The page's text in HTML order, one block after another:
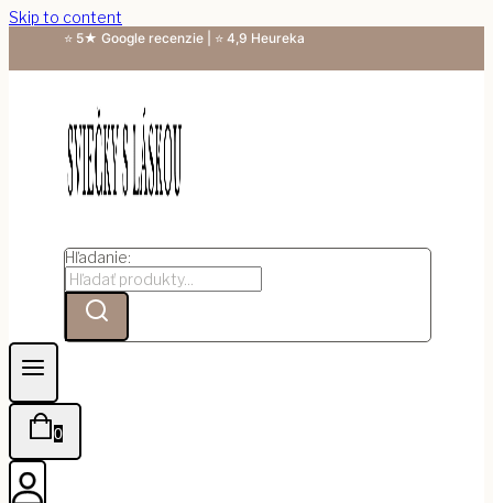
Skip to content
⭐ 5★ Google recenzie | ⭐ 4,9 Heureka
Hľadanie:
0